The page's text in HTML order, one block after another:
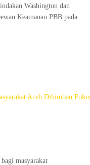
Washington dan
Keamanan PBB pada
masyarakat